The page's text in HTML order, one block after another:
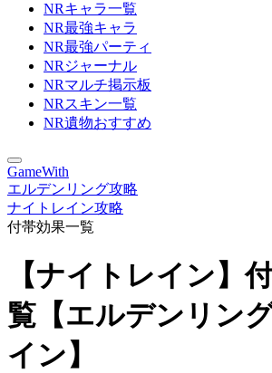
NRキャラ一覧
NR最強キャラ
NR最強パーティ
NRジャーナル
NRマルチ掲示板
NRスキン一覧
NR遺物おすすめ
GameWith
エルデンリング攻略
ナイトレイン攻略
付帯効果一覧
【ナイトレイン】
覧【エルデンリン
イン】